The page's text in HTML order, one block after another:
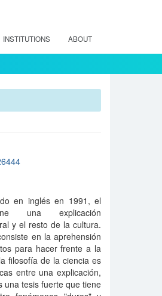
INSTITUTIONS ABOUT
en inglés en 1991, el
una explicación
y el resto de la cultura.
en la aprehensión
para hacer frente a la
filosofía de la ciencia es
entre una explicación,
una tesis fuerte que tiene